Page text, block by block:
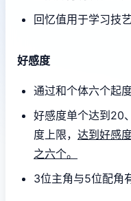
回忆值用于学习技艺
好感度
通过和个体六个起
好感度单个达到20
度上限， 达到好感
之六个。
3位主角与5位配角